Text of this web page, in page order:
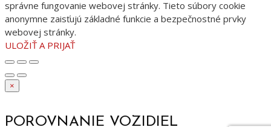
správne fungovanie webovej stránky. Tieto súbory cookie
anonymne zaisťujú základné funkcie a bezpečnostné prvky
webovej stránky.
ULOŽIŤ A PRIJAŤ
×
POROVNANIE VOZIDIEL